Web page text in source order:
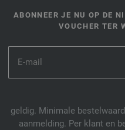
ABONNEER JE NU OP DE
VOUCHER TER
geldig. Minimale
aanmelding. Per klant en